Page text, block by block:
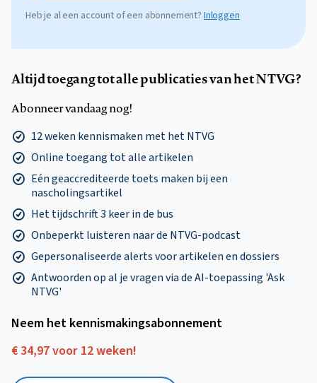
Heb je al een account of een abonnement? Inloggen
Altijd toegang tot alle publicaties van het NTVG?
Abonneer vandaag nog!
12 weken kennismaken met het NTVG
Online toegang tot alle artikelen
Eén geaccrediteerde toets maken bij een
nascholingsartikel
Het tijdschrift 3 keer in de bus
Onbeperkt luisteren naar de NTVG-podcast
Gepersonaliseerde alerts voor artikelen en dossiers
Antwoorden op al je vragen via de AI-toepassing 'Ask
NTVG'
Neem het kennismakings­abonnement
€ 34,97 voor 12 weken!